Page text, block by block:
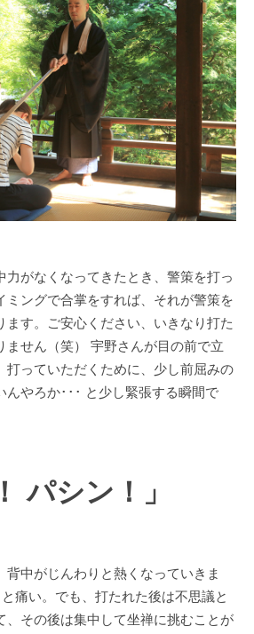
力がなくなってきたとき、警策を打っ
ミングで合掌をすれば、それが警策を
ます。ご安心ください、いきなり打た
ません（笑） 宇野さんが目の前で立
打っていただくために、少し前屈みの
んやろか･･･ と少し緊張する瞬間で
パシン！」
背中がじんわりと熱くなっていきま
痛い。でも、打たれた後は不思議と
、その後は集中して坐禅に挑むことが